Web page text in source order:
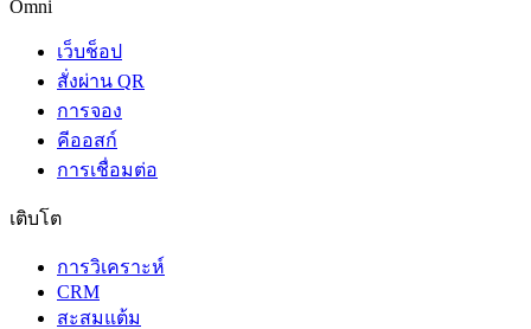
Omni
เว็บช็อป
สั่งผ่าน QR
การจอง
คีออสก์
การเชื่อมต่อ
เติบโต
การวิเคราะห์
CRM
สะสมแต้ม